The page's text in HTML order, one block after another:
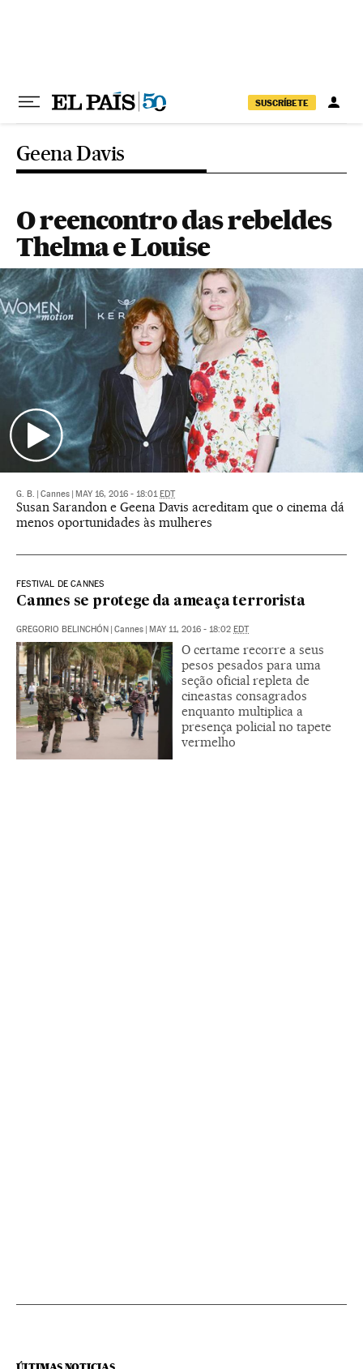
SUSCRÍBETE
Geena Davis
O reencontro das rebeldes
Thelma e Louise
G. B. Cannes MAY 16, 2016 - 18:01 EDT
Susan Sarandon e Geena Davis acreditam que o cinema dá
menos oportunidades às mulheres
FESTIVAL DE CANNES
Cannes se protege da ameaça terrorista
GREGORIO BELINCHÓN Cannes MAY 11, 2016 - 18:02 EDT
O certame recorre a seus
pesos pesados para uma
seção oficial repleta de
cineastas consagrados
enquanto multiplica a
presença policial no tapete
vermelho